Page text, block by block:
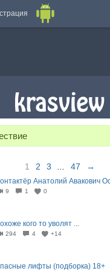
1 2 3 47 →
Анатолий Авакович
9 1 0
кого то уволят ...
294 4 +14
лифты (подборка) 18+